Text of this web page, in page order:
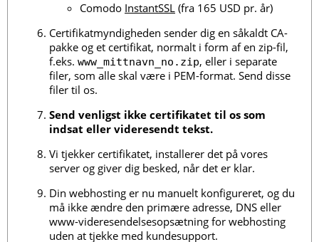
Comodo InstantSSL (fra 165 USD pr. år)
Certifikatmyndigheden sender dig en såkaldt CA-
pakke og et certifikat, normalt i form af en zip-fil,
f.eks. www_mittnavn_no.zip, eller i separate
filer, som alle skal være i PEM-format. Send disse
filer til os.
Send venligst ikke certifikatet til os som
indsat eller videresendt tekst.
Vi tjekker certifikatet, installerer det på vores
server og giver dig besked, når det er klar.
Din webhosting er nu manuelt konfigureret, og du
må ikke ændre den primære adresse, DNS eller
www-videresendelsesopsætning for webhosting
uden at tjekke med kundesupport.